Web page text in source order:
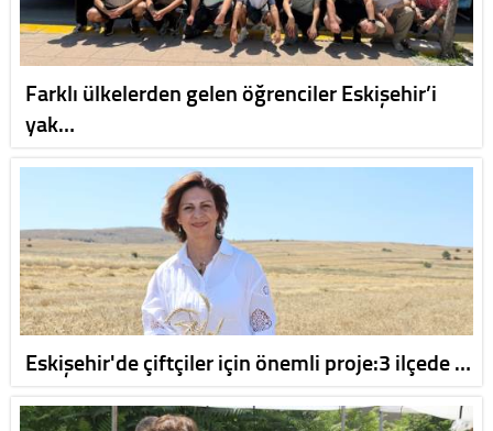
Farklı ülkelerden gelen öğrenciler Eskişehir’i
yak…
Eskişehir'de çiftçiler için önemli proje:3 ilçede …